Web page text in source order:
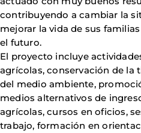
contribuyendo a cambiar la
mejorar la vida de sus
el futuro.
El proyecto incluye
agrícolas, conservación de la
del medio ambiente,
medios alternativos de
agrícolas, cursos en oficios,
trabajo, formación en